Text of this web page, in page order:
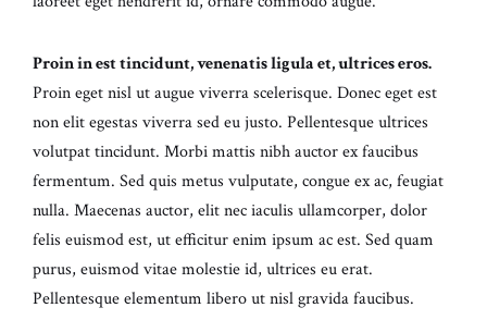
Proin in est tincidunt, venenatis ligula et, ultrices eros.
Proin eget nisl ut augue viverra scelerisque. Donec eget est
non elit egestas viverra sed eu justo. Pellentesque ultrices
volutpat tincidunt. Morbi mattis nibh auctor ex faucibus
fermentum. Sed quis metus vulputate, congue ex ac, feugiat
nulla. Maecenas auctor, elit nec iaculis ullamcorper, dolor
felis euismod est, ut efficitur enim ipsum ac est. Sed quam
purus, euismod vitae molestie id, ultrices eu erat.
Pellentesque elementum libero ut nisl gravida faucibus.